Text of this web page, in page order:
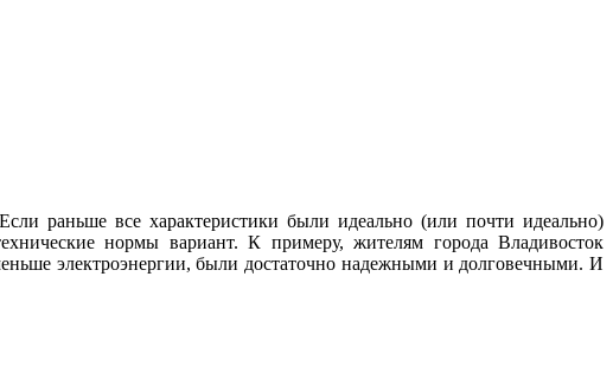
раньше все характеристики были идеально (или почти идеально)
нормы вариант. К примеру, жителям города Владивосток
электроэнергии, были достаточно надежными и долговечными. И